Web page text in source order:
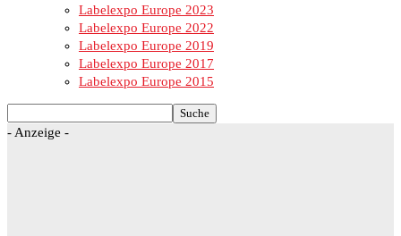
Labelexpo Europe 2023
Labelexpo Europe 2022
Labelexpo Europe 2019
Labelexpo Europe 2017
Labelexpo Europe 2015
- Anzeige -